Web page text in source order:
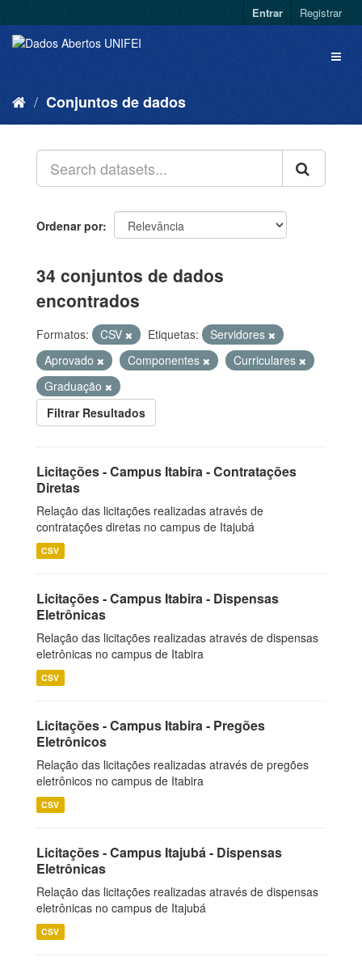
Entrar Registrar
Conjuntos de dados
Ordenar por
34 conjuntos de dados
encontrados
Formatos: CSV Etiquetas:
Servidores
Aprovado
Componentes
Curriculares
Graduação
Filtrar Resultados
Licitações - Campus Itabira - Contratações
Diretas
Relação das licitações realizadas através de
contratações diretas no campus de Itajubá
CSV
Licitações - Campus Itabira - Dispensas
Eletrônicas
Relação das licitações realizadas através de dispensas
eletrônicas no campus de Itabira
CSV
Licitações - Campus Itabira - Pregões
Eletrônicos
Relação das licitações realizadas através de pregões
eletrônicos no campus de Itabira
CSV
Licitações - Campus Itajubá - Dispensas
Eletrônicas
Relação das licitações realizadas através de dispensas
eletrônicas no campus de Itajubá
CSV